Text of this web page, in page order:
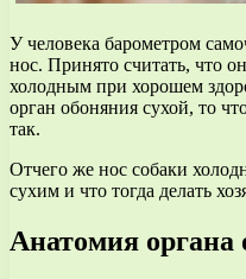
У человека барометром
нос. Принято считать, что
холодным при хорошем
орган обоняния сухой, то
так.
Отчего же нос собаки
сухим и что тогда делать
Анатомия органа